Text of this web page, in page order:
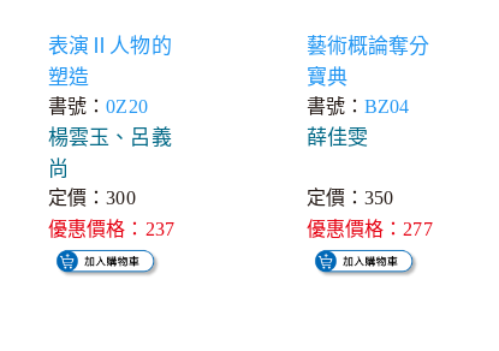
表演Ⅱ人物的
塑造
書號：0Z20
楊雲玉、呂義
尚
定價：300
優惠價格：237
藝術概論奪分
寶典
書號：BZ04
薛佳雯
定價：350
優惠價格：277